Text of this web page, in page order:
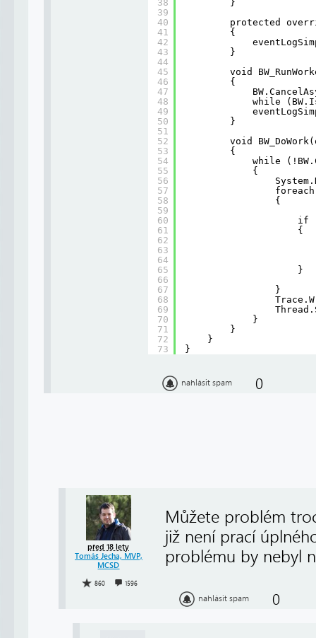
38
39
40
41
42
43
44
45
46
47
48
49
50
51
52
53
54
55
56
57
58
59
60
61
62
63
64
65
66
67
68
69
70
71
72
73
}
protected
{
}
void
{
while
}
void
{
while
{
{
if
{
}
}
}
}
}
}
nahlásit spam 0
před 18 lety
Tomáš Jecha, MVP,
MCSD
860 1596
Můžete problém
již není prací
problému by nebyl
nahlásit spam 0